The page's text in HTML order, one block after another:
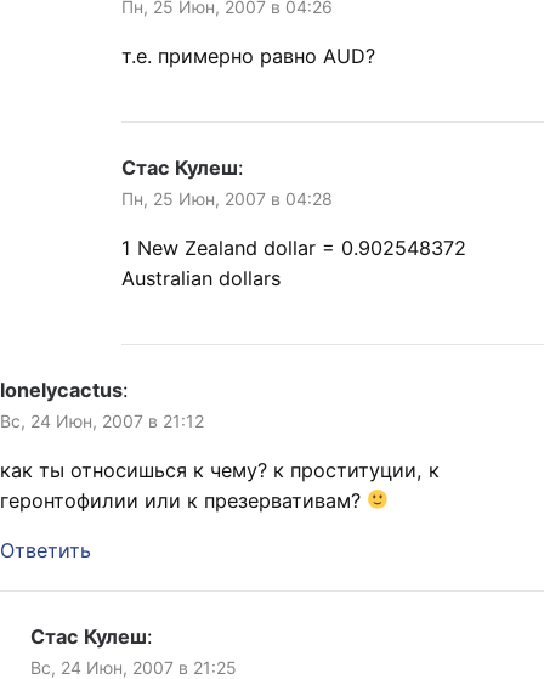
Пн, 25 Июн, 2007 в 04:26
т.е. примерно равно AUD?
Стас Кулеш:
Пн, 25 Июн, 2007 в 04:28
1 New Zealand dollar = 0.902548372
Australian dollars
lonelycactus:
Вс, 24 Июн, 2007 в 21:12
как ты относишься к чему? к проституции, к
геронтофилии или к презервативам?
Ответить
Стас Кулеш:
Вс, 24 Июн, 2007 в 21:25